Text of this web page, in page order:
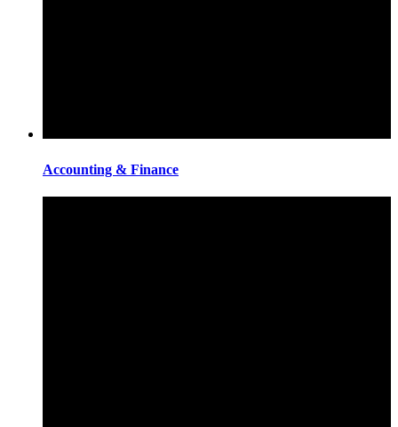
Accounting & Finance